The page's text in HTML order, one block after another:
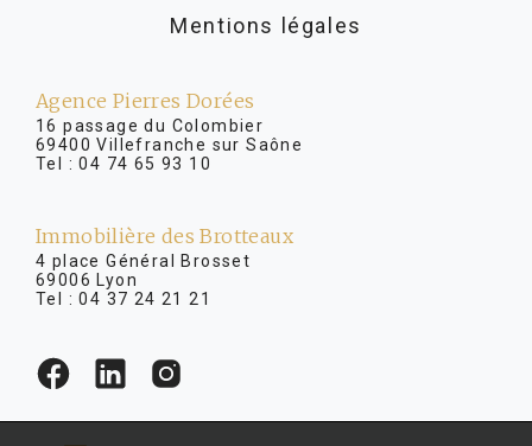
Mentions légales
Agence Pierres Dorées
16 passage du Colombier
69400 Villefranche sur Saône
Tel :04 74 65 93 10
Immobilière des Brotteaux
4 place Général Brosset
69006 Lyon
Tel :04 37 24 21 21